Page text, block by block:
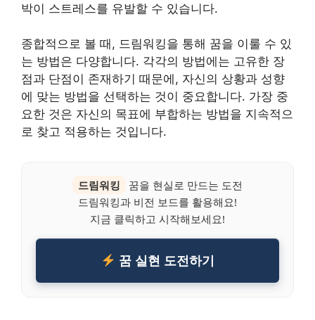
박이 스트레스를 유발할 수 있습니다.
종합적으로 볼 때, 드림워킹을 통해 꿈을 이룰 수 있
는 방법은 다양합니다. 각각의 방법에는 고유한 장
점과 단점이 존재하기 때문에, 자신의 상황과 성향
에 맞는 방법을 선택하는 것이 중요합니다. 가장 중
요한 것은 자신의 목표에 부합하는 방법을 지속적으
로 찾고 적용하는 것입니다.
드림워킹
꿈을 현실로 만드는 도전
드림워킹과 비전 보드를 활용해요!
지금 클릭하고 시작해보세요!
꿈 실현 도전하기